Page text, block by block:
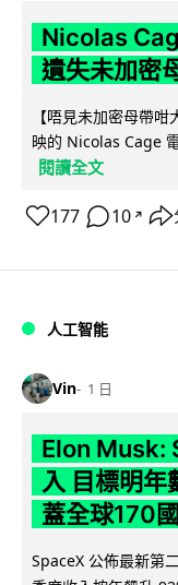
Nicolas
遺失未加密
【唔見未加密母帶
映的 Nicolas Cage
閱讀全文
177 10 ↗
人工智能
Vin 1 日
Elon Musk:
入 目標明
蓋全球170國
SpaceX 公佈最新第